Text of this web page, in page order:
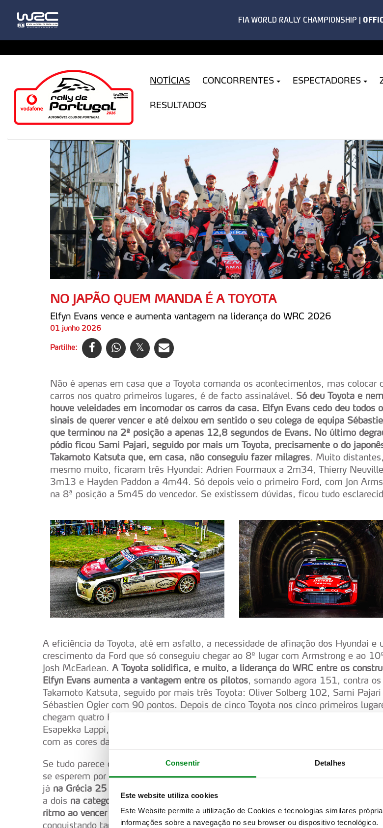
Consentir Detalhes
Este website utiliza cookies
Este Website permite a utilização de Cookies e tecnologias similares
informações sobre a navegação no seu browser ou dispositivo tecnológico.
NOTÍCIAS CONCORRENTES ESPECTADORES
RESULTADOS
NO JAPÃO QUEM MANDA É A TOYOTA
Elfyn Evans vence e aumenta vantagem na liderança do WRC 2026
01 junho 2026
Partilhe:
Não é apenas em casa que a Toyota comanda os acontecimentos, mas colocar
carros nos quatro primeiros lugares, é de facto assinalável. Só deu Toyota e
houve veleidades em incomodar os carros da casa. Elfyn Evans cedo deu todos
sinais de querer vencer e até deixou em sentido o seu colega de equipa
que terminou na 2ª posição a apenas 12,8 segundos de Evans. No último
pódio ficou Sami Pajari, seguido por mais um Toyota, precisamente o do
Takamoto Katsuta que, em casa, não conseguiu fazer milagres. Muito
mesmo muito, ficaram três Hyundai: Adrien Fourmaux a 2m34, Thierry
3m13 e Hayden Paddon a 4m44. Só depois veio o primeiro Ford, com Jon
na 8ª posição a 5m45 do vencedor. Se existissem dúvidas, ficou tudo
A eficiência da Toyota, até em asfalto, a necessidade de afinação dos Hyundai e
crescimento da Ford que só conseguiu chegar ao 8º lugar com Armstrong e ao
Josh McEarlean. A Toyota solidifica, e muito, a liderança do WRC entre os
Elfyn Evans aumenta a vantagem entre os pilotos, somando agora 151, contra
Takamoto Katsuta, seguido por mais três Toyota: Oliver Solberg 102, Sami
Sébastien Ogier com 90 pontos. Depois de cinco Toyota nos cinco primeiros
chegam quatro Hyundai Adrien Fourmaux (89), Thierry Neuville (73), Hayden
Esapekka Lappi, ambos com apenas 21 pontos. No Japão, até a Power Stage foi
com as cores da Toyota, com Solberg, Katsuta, Ogier, Pajari e Evans.
Se tudo parece decidido em termos de domínio, embora ainda falte muito
se esperem por urgentes reações da Hyundai e alguma afirmação da M-Sport
já na Grécia 25 e 28 de junho
a dois na categoria WRC2, onde o Lancia Ypsilon Rally2 de Nikolay Gryazin impôs
ritmo ao vencer o espanhol Alejandro Cachòn em Toyota por apenas 18,3
conquistando também o 9º lugar da classificação geral. Depois de Gryazin e de